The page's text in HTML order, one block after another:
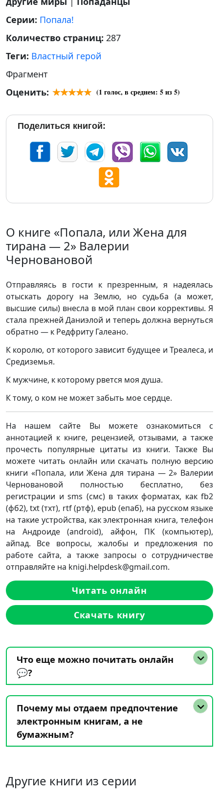
Серии: Попала!
Количество страниц: 287
Теги: Властный герой
Фрагмент
Оценить:
(1 голос, в среднем: 5из 5)
Поделиться книгой:
О книге «Попала, или Жена для
тирана — 2» Валерии
Черновановой
Отправляясь в гости к презренным, я надеялась
отыскать дорогу на Землю, но судьба (а может,
высшие силы) внесла в мой план свои коррективы. Я
стала прежней Даниэлой и теперь должна вернуться
обратно — к Редфриту Галеано.
К королю, от которого зависит будущее и Треалеса, и
Средиземья.
К мужчине, к которому рвется моя душа.
К тому, о ком не может забыть мое сердце.
На нашем сайте Вы можете ознакомиться с
аннотацией к книге, рецензией, отзывами, а также
прочесть популярные цитаты из книги. Также Вы
можете читать онлайн или скачать полную версию
книги «Попала, или Жена для тирана — 2» Валерии
Черновановой полностью бесплатно, без
регистрации и sms (смс) в таких форматах, как fb2
(фб2), txt (тхт), rtf (ртф), epub (епаб), на русском языке
на такие устройства, как электронная книга, телефон
на Андроиде (android), айфон, ПК (компьютер),
айпад. Все вопросы, жалобы и предложения по
работе сайта, а также запросы о сотрудничестве
отправляйте на knigi.helpdesk@gmail.com.
Читать онлайн
Скачать книгу
Что еще можно почитать онлайн
💬?
Почему мы отдаем предпочтение
электронным книгам, а не
бумажным?
Другие книги из серии